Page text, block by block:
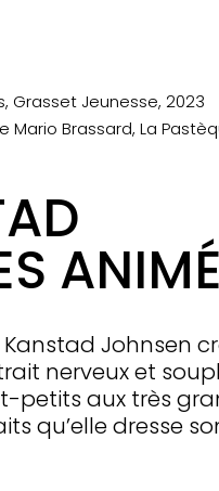
Grasset Jeunesse, 2023
Mario Brassard, La
Kanstad Johnsen
nerveux et
petits aux très
qu’elle dresse